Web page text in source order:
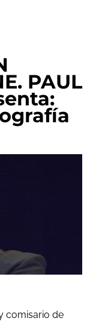
PAUL
comisario de